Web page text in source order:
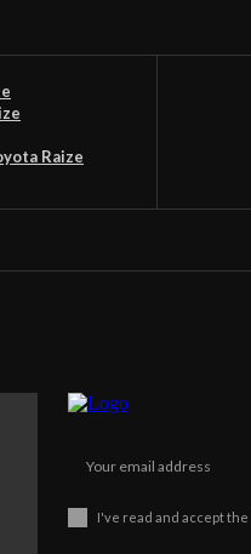
Raize
I've read and accept the